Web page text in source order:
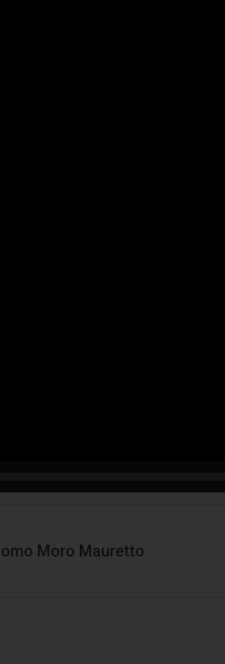
Moro Mauretto